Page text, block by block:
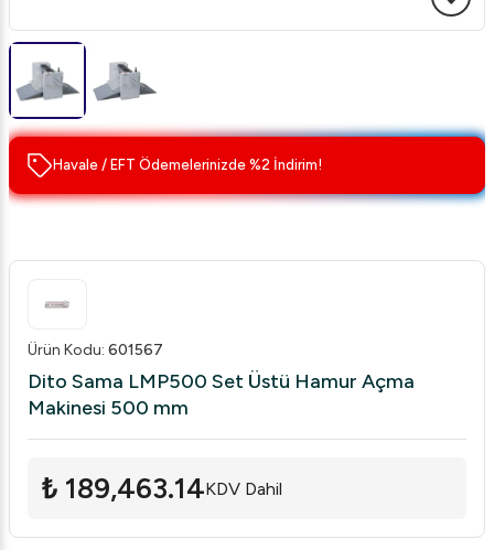
Havale / EFT Ödemelerinizde %2 İndirim!
Ürün Kodu: 601567
Dito Sama LMP500 Set Üstü Hamur Açma
Makinesi 500 mm
₺ 189,463.14KDV Dahil